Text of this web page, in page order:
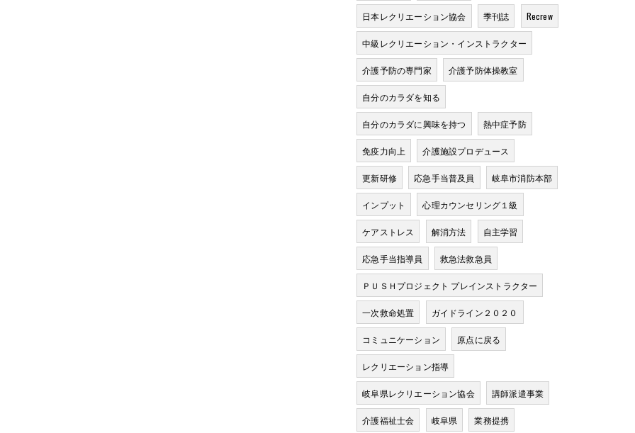
日本レクリエーション協会 季刊誌 Recrew
中級レクリエーション・インストラクター
介護予防の専門家 介護予防体操教室
自分のカラダを知る
自分のカラダに興味を持つ 熱中症予防
免疫力向上 介護施設プロデュース
更新研修 応急手当普及員 岐阜市消防本部
インプット 心理カウンセリング１級
ケアストレス 解消方法 自主学習
応急手当指導員 救急法救急員
ＰＵＳＨプロジェクト プレインストラクター
一次救命処置 ガイドライン２０２０
コミュニケーション 原点に戻る
レクリエーション指導
岐阜県レクリエーション協会 講師派遣事業
介護福祉士会 岐阜県 業務提携